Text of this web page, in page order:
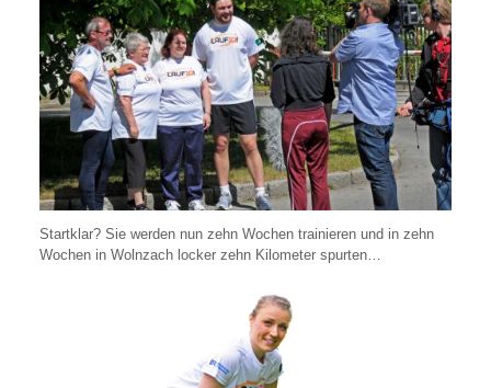
Startklar? Sie werden nun zehn Wochen trainieren und in zehn
Wochen in Wolnzach locker zehn Kilometer spurten…